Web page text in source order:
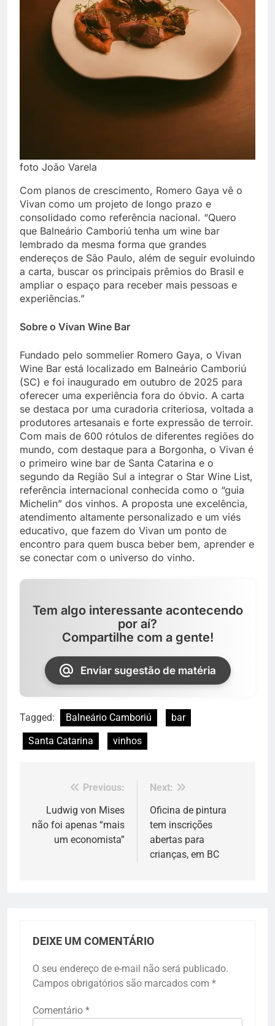
foto João Varela
Com planos de crescimento, Romero Gaya vê o
Vivan como um projeto de longo prazo e
consolidado como referência nacional. “Quero
que Balneário Camboriú tenha um wine bar
lembrado da mesma forma que grandes
endereços de São Paulo, além de seguir evoluindo
a carta, buscar os principais prêmios do Brasil e
ampliar o espaço para receber mais pessoas e
experiências.”
Sobre o Vivan Wine Bar
Fundado pelo sommelier Romero Gaya, o Vivan
Wine Bar está localizado em Balneário Camboriú
(SC) e foi inaugurado em outubro de 2025 para
oferecer uma experiência fora do óbvio. A carta
se destaca por uma curadoria criteriosa, voltada a
produtores artesanais e forte expressão de terroir.
Com mais de 600 rótulos de diferentes regiões do
mundo, com destaque para a Borgonha, o Vivan é
o primeiro wine bar de Santa Catarina e o
segundo da Região Sul a integrar o Star Wine List,
referência internacional conhecida como o “guia
Michelin” dos vinhos. A proposta une excelência,
atendimento altamente personalizado e um viés
educativo, que fazem do Vivan um ponto de
encontro para quem busca beber bem, aprender e
se conectar com o universo do vinho.
Tem algo interessante acontecendo
por aí?
Compartilhe com a gente!
Enviar sugestão de matéria
Tagged: Balneário Camboriú
bar
Santa Catarina
vinhos
Navegação
de
Post
Previous:
Ludwig von Mises
não foi apenas “mais
um economista”
Next:
Oficina de pintura
tem inscrições
abertas para
crianças, em BC
DEIXE UM COMENTÁRIO
O seu endereço de e-mail não será publicado.
Campos obrigatórios são marcados com *
Comentário *